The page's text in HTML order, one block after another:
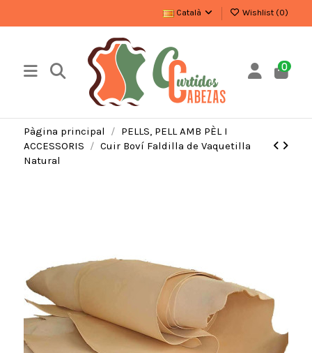
Català Wishlist (0)
0
Pàgina principal
PELLS, PELL AMB PÈL I
ACCESSORIS
Cuir Boví Faldilla de Vaquetilla
Natural